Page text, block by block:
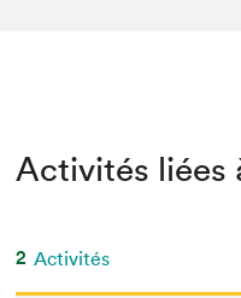
Activités liées
2 Activités